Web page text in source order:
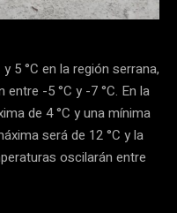
5 °C en la región serrana,
-5 °C y -7 °C. En la
de 4 °C y una mínima
será de 12 °C y la
oscilarán entre